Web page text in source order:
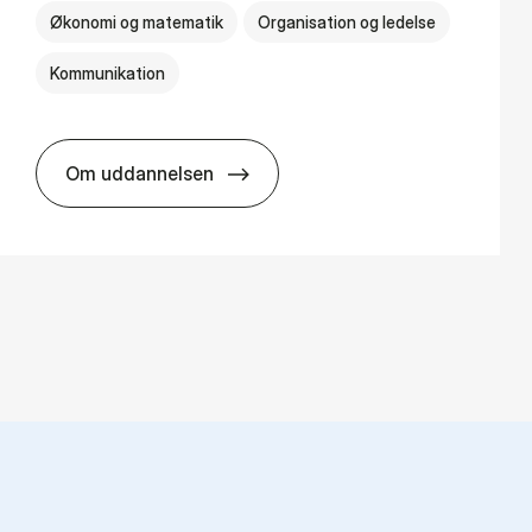
Økonomi og matematik Organisation og ledelse
Kommunikation
Om uddannelsen
HA(kom.) - erhvervs­økonomi og